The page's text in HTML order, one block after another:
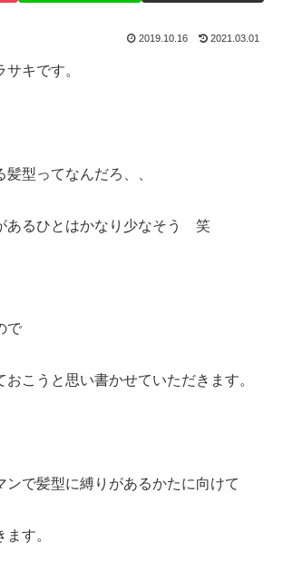
2019.10.16 2021.03.01
キです。
型ってなんだろ、、
あるひとはかなり少なそう 笑
で
おこうと思い書かせていただきます。
ンで髪型に縛りがあるかたに向けて
す。